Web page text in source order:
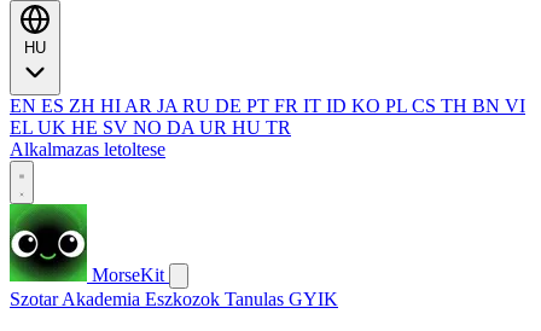
EN ES ZH HI AR JA RU DE PT FR IT ID KO PL CS TH BN VI
EL UK HE SV NO DA UR HU TR
Alkalmazas letoltese
MorseKit
SzotarAkademia Eszkozok Tanulas GYIK